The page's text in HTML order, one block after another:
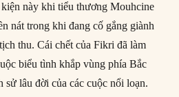
này khi tiểu thương Mouhcine
nát trong khi đang cố gắng giành
thu. Cái chết của Fikri đã làm
biểu tình khắp vùng phía Bắc
lâu đời của các cuộc nổi loạn.